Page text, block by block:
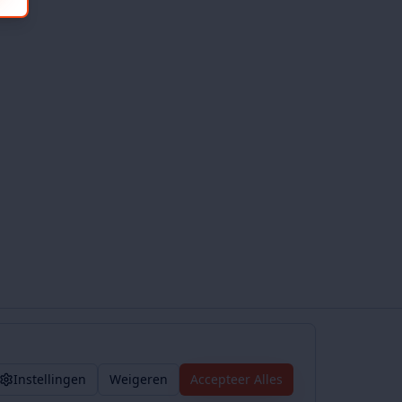
Instellingen Weigeren Accepteer Alles